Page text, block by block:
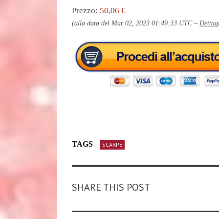
Prezzo: 50,06 €
(alla data del Mar 02, 2023 01:49:33 UTC –
TAGS SCARPE
SHARE THIS POST